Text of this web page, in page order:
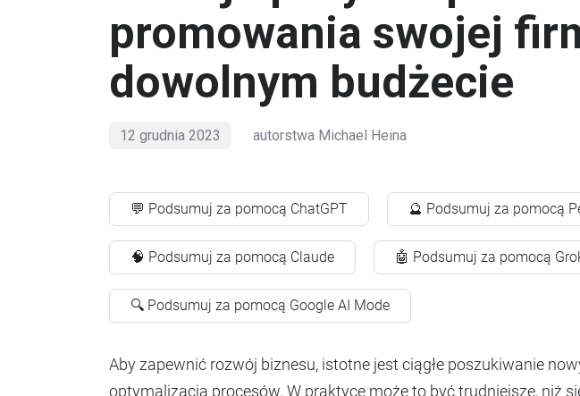
promowania swojej
dowolnym budżecie
12 grudnia 2023 autorstwa Michael Heina
💬 Podsumuj za pomocą ChatGPT 🔮 Podsumuj za pomocą
🧠 Podsumuj za pomocą Claude 🤖 Podsumuj za pomocą
🔍 Podsumuj za pomocą Google AI Mode
Aby zapewnić rozwój biznesu, istotne jest ciągłe poszukiwanie
optymalizacja procesów. W praktyce może to być trudniejsze, niż